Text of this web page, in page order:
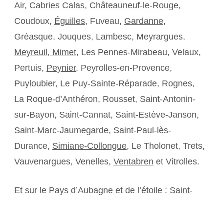
Air, Cabries Calas, Châteauneuf-le-Rouge,
Coudoux, Éguilles, Fuveau, Gardanne,
Gréasque, Jouques, Lambesc, Meyrargues,
Meyreuil, Mimet, Les Pennes-Mirabeau, Velaux,
Pertuis, Peynier, Peyrolles-en-Provence,
Puyloubier, Le Puy-Sainte-Réparade, Rognes,
La Roque-d’Anthéron, Rousset, Saint-Antonin-
sur-Bayon, Saint-Cannat, Saint-Estève-Janson,
Saint-Marc-Jaumegarde, Saint-Paul-lès-
Durance, Simiane-Collongue, Le Tholonet, Trets,
Vauvenargues, Venelles, Ventabren et Vitrolles.
Et sur le Pays d’Aubagne et de l’étoile : Saint-